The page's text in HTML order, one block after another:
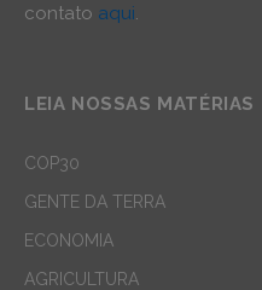
contato aqui.
LEIA NOSSAS MATÉRIAS
COP30
GENTE DA TERRA
ECONOMIA
AGRICULTURA